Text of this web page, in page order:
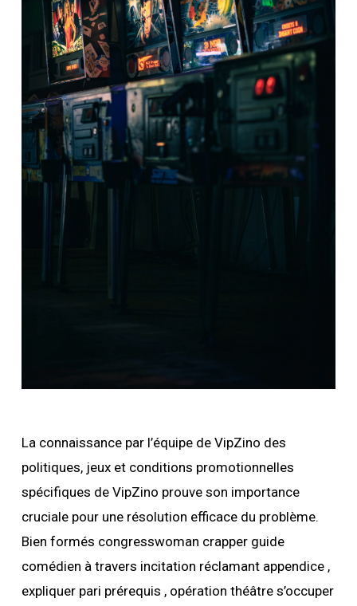
La connaissance par l’équipe de VipZino des
politiques, jeux et conditions promotionnelles
spécifiques de VipZino prouve son importance
cruciale pour une résolution efficace du problème.
Bien formés congresswoman crapper guide
comédien à travers incitation réclamant appendice ,
expliquer pari prérequis , opération théâtre s’occuper